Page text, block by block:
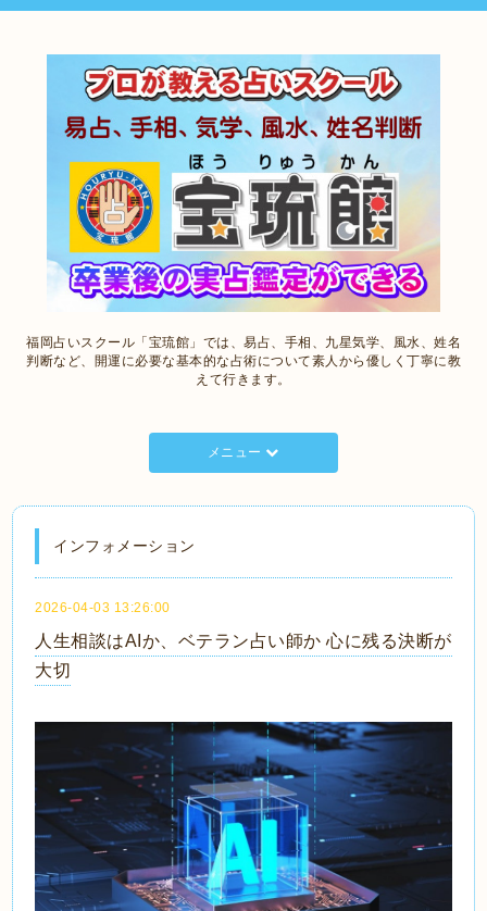
福岡占いスクール「宝琉館」では、易占、手相、九星気学、風水、姓名
判断など、開運に必要な基本的な占術について素人から優しく丁寧に教
えて行きます。
メニュー
インフォメーション
2026-04-03 13:26:00
人生相談はAIか、ベテラン占い師か 心に残る決断が
大切